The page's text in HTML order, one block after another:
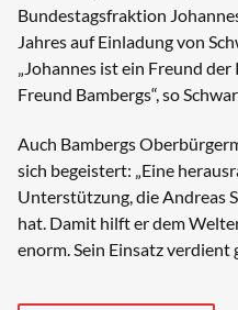
Bundestagsfraktion
Jahres auf Einladung von
„Johannes ist ein Freund
Freund Bambergs“, so
Auch Bambergs
sich begeistert: „Eine
Unterstützung, die Andreas
hat. Damit hilft er dem
enorm. Sein Einsatz